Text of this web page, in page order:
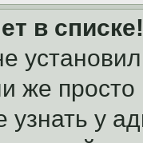
в списке!
же
узнать у